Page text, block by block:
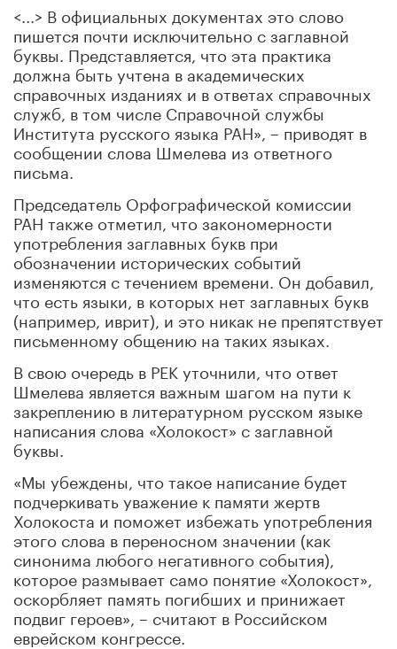
<...> В официальных документах это слово
пишется почти исключительно с заглавной
буквы. Представляется, что эта практика
должна быть учтена в академических
справочных изданиях и в ответах справочных
служб, в том числе Справочной службы
Института русского языка РАН», – приводят в
сообщении слова Шмелева из ответного
письма.
Председатель Орфографической комиссии
РАН также отметил, что закономерности
употребления заглавных букв при
обозначении исторических событий
изменяются с течением времени. Он добавил,
что есть языки, в которых нет заглавных букв
(например, иврит), и это никак не препятствует
письменному общению на таких языках.
В свою очередь в РЕК уточнили, что ответ
Шмелева является важным шагом на пути к
закреплению в литературном русском языке
написания слова «Холокост» с заглавной
буквы.
«Мы убеждены, что такое написание будет
подчеркивать уважение к памяти жертв
Холокоста и поможет избежать употребления
этого слова в переносном значении (как
синонима любого негативного события),
которое размывает само понятие «Холокост»,
оскорбляет память погибших и принижает
подвиг героев», – считают в Российском
еврейском конгрессе.